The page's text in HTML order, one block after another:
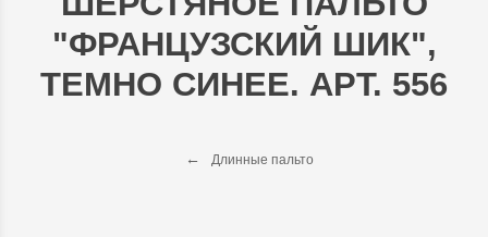
"ФРАНЦУЗСКИЙ ШИК",
ТЕМНО СИНЕЕ. АРТ. 556
Длинные пальто